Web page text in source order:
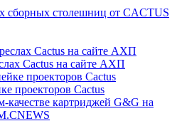
сборных столешниц от CACTUS
Cactus на сайте АХП
проекторов Cactus